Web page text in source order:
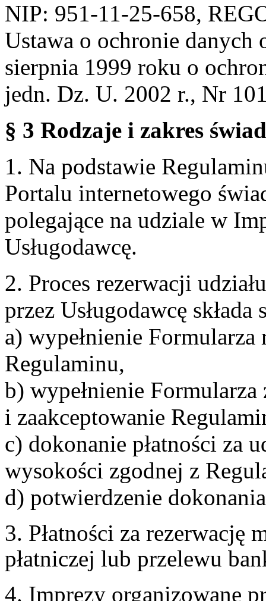
NIP: 951-11-25-658,
Ustawa o ochronie danych
sierpnia 1999 roku o
jedn. Dz. U. 2002 r., Nr
§ 3 Rodzaje i zakres
1. Na podstawie
Portalu internetowego
polegające na udziale w
Usługodawcę.
2. Proces rezerwacji
przez Usługodawcę
a) wypełnienie
Regulaminu,
b) wypełnienie Formularza
i zaakceptowanie
c) dokonanie płatności za
wysokości zgodnej z
d) potwierdzenie
3. Płatności za rezerwację
płatniczej lub przelewu
4. Imprezy organizowane